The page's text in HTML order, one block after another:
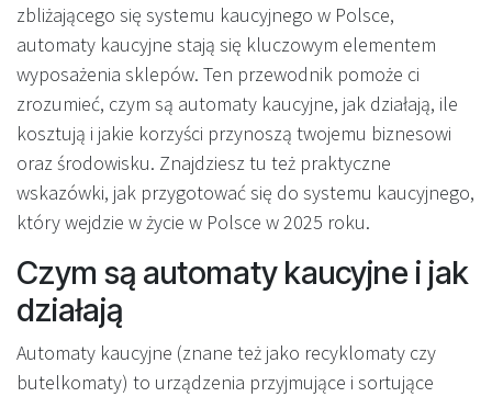
zbliżającego się systemu kaucyjnego w Polsce,
automaty kaucyjne stają się kluczowym elementem
wyposażenia sklepów. Ten przewodnik pomoże ci
zrozumieć, czym są automaty kaucyjne, jak działają, ile
kosztują i jakie korzyści przynoszą twojemu biznesowi
oraz środowisku. Znajdziesz tu też praktyczne
wskazówki, jak przygotować się do systemu kaucyjnego,
który wejdzie w życie w Polsce w 2025 roku.
Czym są automaty kaucyjne i jak
działają
Automaty kaucyjne (znane też jako recyklomaty czy
butelkomaty) to urządzenia przyjmujące i sortujące